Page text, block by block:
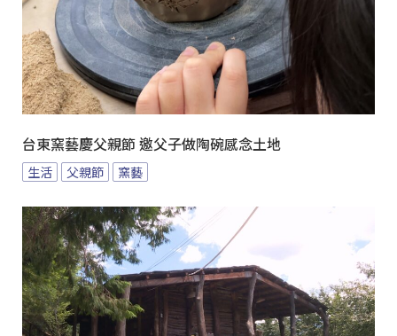
台東窯藝慶父親節 邀父子做陶碗感念土地
生活 父親節 窯藝